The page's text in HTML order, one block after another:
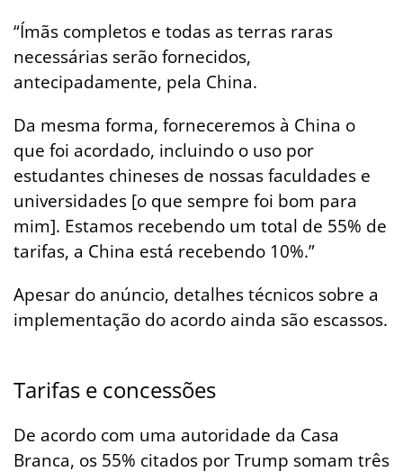
“Ímãs completos e todas as terras raras
necessárias serão fornecidos,
antecipadamente, pela China.
Da mesma forma, forneceremos à China o
que foi acordado, incluindo o uso por
estudantes chineses de nossas faculdades e
universidades [o que sempre foi bom para
mim]. Estamos recebendo um total de 55% de
tarifas, a China está recebendo 10%.”
Apesar do anúncio, detalhes técnicos sobre a
implementação do acordo ainda são escassos.
Tarifas e concessões
De acordo com uma autoridade da Casa
Branca, os 55% citados por Trump somam três